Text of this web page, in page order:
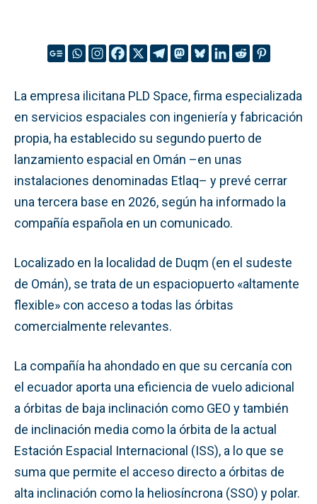
La empresa ilicitana PLD Space, firma especializada
en servicios espaciales con ingeniería y fabricación
propia, ha establecido su segundo puerto de
lanzamiento espacial en Omán –en unas
instalaciones denominadas Etlaq– y prevé cerrar
una tercera base en 2026, según ha informado la
compañía española en un comunicado.
Localizado en la localidad de Duqm (en el sudeste
de Omán), se trata de un espaciopuerto «altamente
flexible» con acceso a todas las órbitas
comercialmente relevantes.
La compañía ha ahondado en que su cercanía con
el ecuador aporta una eficiencia de vuelo adicional
a órbitas de baja inclinación como GEO y también
de inclinación media como la órbita de la actual
Estación Espacial Internacional (ISS), a lo que se
suma que permite el acceso directo a órbitas de
alta inclinación como la heliosíncrona (SSO) y polar.